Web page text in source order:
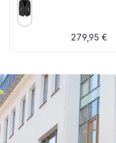
Regulärer
279,95 €